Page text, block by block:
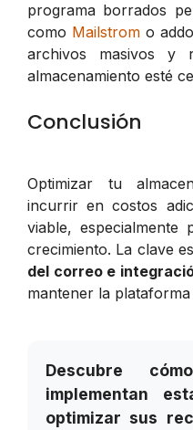
programa borrados
como Mailstromo
archivos masivos y
almacenamiento esté
Conclusión
Optimizar tu
incurrir en costos
viable,
crecimiento. La clave
del correo e
mantener la
Descubre
implementan
optimizar sus